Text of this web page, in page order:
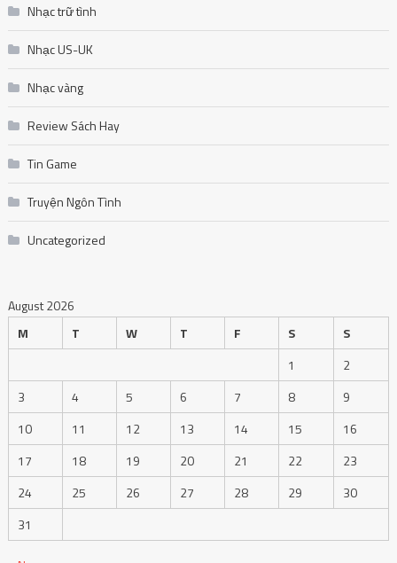
Nhạc trữ tình
Nhạc US-UK
Nhạc vàng
Review Sách Hay
Tin Game
Truyện Ngôn Tình
Uncategorized
August 2026
M
T W T F S
S
1
2
3
4 5 6 7 8
9
10
11 12 13 14 15
16
17
18 19 20 21 22
23
24
25 26 27 28 29
30
31